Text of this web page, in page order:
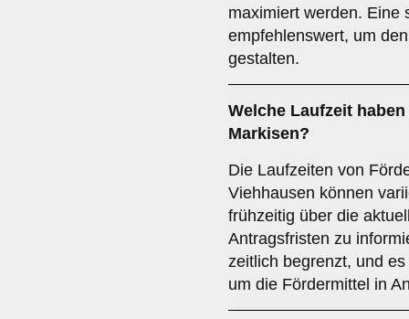
maximiert werden. Eine
empfehlenswert, um
gestalten.
Welche Laufzeit
Markisen?
Die Laufzeiten von
Viehhausen können
frühzeitig über die
Antragsfristen zu
zeitlich begrenzt, und
um die Fördermittel in